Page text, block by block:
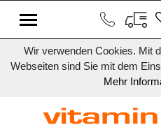
Wir verwenden Cookies. Mit
Webseiten sind Sie mit dem
Mehr